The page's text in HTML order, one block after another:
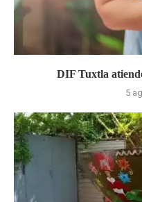
DIF Tuxtla
5